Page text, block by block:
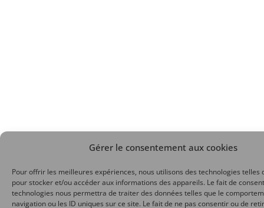
Gérer le consentement aux cookies
Pour offrir les meilleures expériences, nous utilisons des technologies telles
pour stocker et/ou accéder aux informations des appareils. Le fait de
technologies nous permettra de traiter des données telles que le
navigation ou les ID uniques sur ce site. Le fait de ne pas consentir ou de